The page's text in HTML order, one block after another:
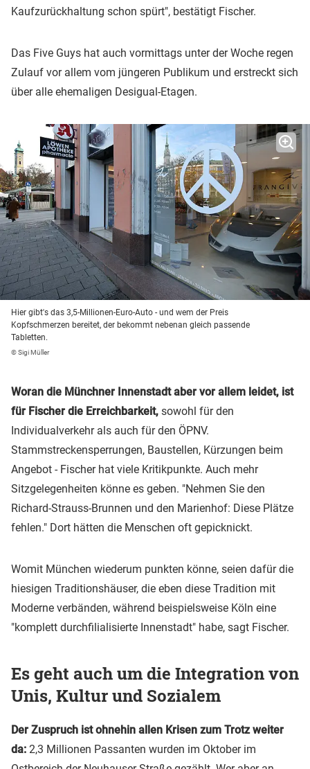
Kaufzurückhaltung schon spürt", bestätigt Fischer.
Das Five Guys hat auch vormittags unter der Woche regen
Zulauf vor allem vom jüngeren Publikum und erstreckt sich
über alle ehemaligen Desigual-Etagen.
Hier gibt's das 3,5-Millionen-Euro-Auto - und wem der Preis
Kopfschmerzen bereitet, der bekommt nebenan gleich passende
Tabletten.
© Sigi Müller
Woran die Münchner Innenstadt aber vor allem leidet, ist
für Fischer die Erreichbarkeit, sowohl für den
Individualverkehr als auch für den ÖPNV.
Stammstreckensperrungen, Baustellen, Kürzungen beim
Angebot - Fischer hat viele Kritikpunkte. Auch mehr
Sitzgelegenheiten könne es geben. "Nehmen Sie den
Richard-Strauss-Brunnen und den Marienhof: Diese Plätze
fehlen." Dort hätten die Menschen oft gepicknickt.
Womit München wiederum punkten könne, seien dafür die
hiesigen Traditionshäuser, die eben diese Tradition mit
Moderne verbänden, während beispielsweise Köln eine
"komplett durchfilialisierte Innenstadt" habe, sagt Fischer.
Es geht auch um die Integration von
Unis, Kultur und Sozialem
Der Zuspruch ist ohnehin allen Krisen zum Trotz weiter
da: 2,3 Millionen Passanten wurden im Oktober im